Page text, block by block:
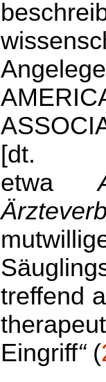
[dt.
etwa
treffend
Eingriff“(